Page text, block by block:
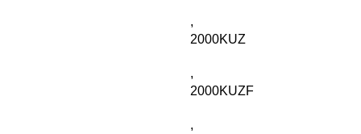
,
2000KUZ
,
2000KUZF
,